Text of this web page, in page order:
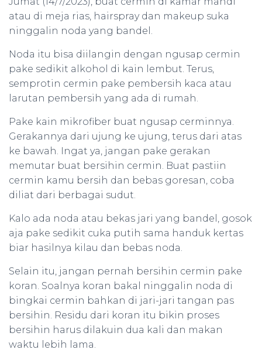
atau di meja rias, hairspray dan makeup suka
ninggalin noda yang bandel.
Noda itu bisa diilangin dengan ngusap cermin
pake sedikit alkohol di kain lembut. Terus,
semprotin cermin pake pembersih kaca atau
larutan pembersih yang ada di rumah.
Pake kain mikrofiber buat ngusap cerminnya.
Gerakannya dari ujung ke ujung, terus dari atas
ke bawah. Ingat ya, jangan pake gerakan
memutar buat bersihin cermin. Buat pastiin
cermin kamu bersih dan bebas goresan, coba
diliat dari berbagai sudut.
Kalo ada noda atau bekas jari yang bandel, gosok
aja pake sedikit cuka putih sama handuk kertas
biar hasilnya kilau dan bebas noda.
Selain itu, jangan pernah bersihin cermin pake
koran. Soalnya koran bakal ninggalin noda di
bingkai cermin bahkan di jari-jari tangan pas
bersihin. Residu dari koran itu bikin proses
bersihin harus dilakuin dua kali dan makan
waktu lebih lama.